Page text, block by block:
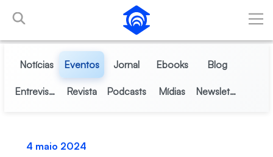
Pular para o Conteúdo principal
Notícias Eventos Jornal Ebooks Blog
Entrevistas Revista Podcasts Mídias Newsletter
4 maio 2024